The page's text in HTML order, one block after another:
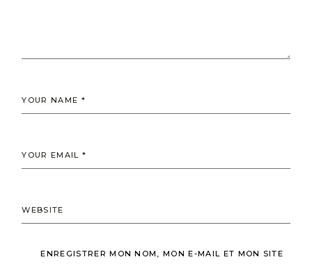
ENREGISTRER MON NOM, MON E-MAIL ET MON SITE